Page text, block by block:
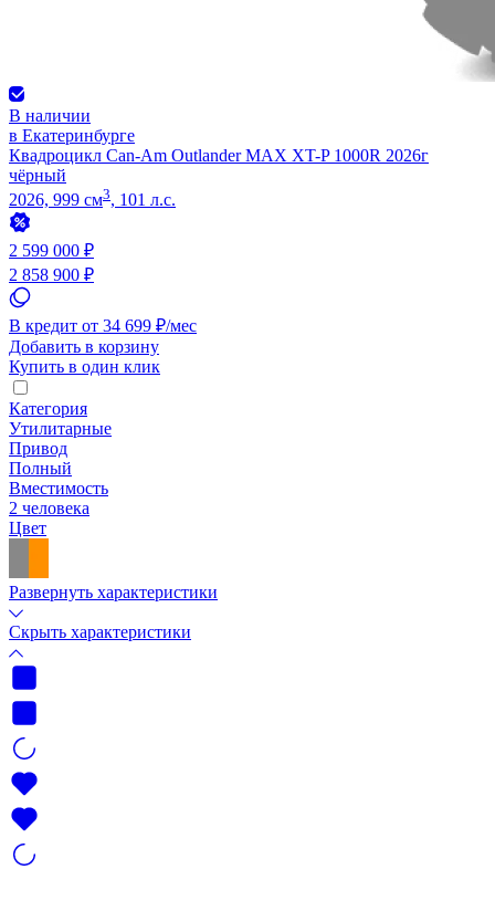
В наличии
в Екатеринбурге
Квадроцикл Can-Am Outlander MAX XT-P 1000R 2026г
чёрный
2026, 999 см3, 101 л.с.
2 599 000 ₽
2 858 900 ₽
В кредит от 34 699 ₽/мес
Добавить в корзину
Купить в один клик
Категория
Утилитарные
Привод
Полный
Вместимость
2 человека
Цвет
Развернуть характеристики
Скрыть характеристики